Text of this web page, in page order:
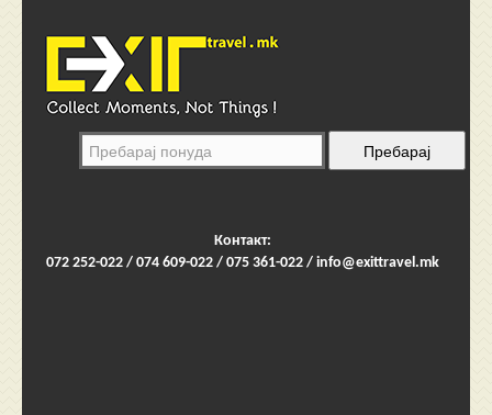
Контакт:
072 252-022 / 074 609-022 / 075 361-022 / info@exittravel.mk